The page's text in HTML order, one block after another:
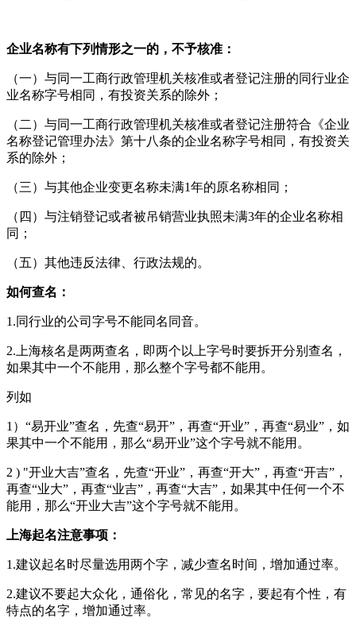
企业名称有下列情形之一的，不予核准：
（一）与同一工商行政管理机关核准或者登记注册的同行业企
业名称字号相同，有投资关系的除外；
（二）与同一工商行政管理机关核准或者登记注册符合《企业
名称登记管理办法》第十八条的企业名称字号相同，有投资关
系的除外；
（三）与其他企业变更名称未满1年的原名称相同；
（四）与注销登记或者被吊销营业执照未满3年的企业名称相
同；
（五）其他违反法律、行政法规的。
如何查名：
1.同行业的公司字号不能同名同音。
2.上海核名是两两查名，即两个以上字号时要拆开分别查名，
如果其中一个不能用，那么整个字号都不能用。
列如
1）“易开业”查名，先查“易开”，再查“开业”，再查“易业”，如
果其中一个不能用，那么“易开业”这个字号就不能用。
2 ) "开业大吉”查名，先查“开业”，再查“开大”，再查“开吉”，
再查“业大”，再查“业吉”，再查“大吉”，如果其中任何一个不
能用，那么“开业大吉”这个字号就不能用。
上海起名注意事项：
1.建议起名时尽量选用两个字，减少查名时间，增加通过率。
2.建议不要起大众化，通俗化，常见的名字，要起有个性，有
特点的名字，增加通过率。